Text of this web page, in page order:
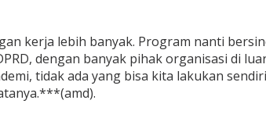
kerja lebih banyak. Program nanti
dengan banyak pihak organisasi di
tidak ada yang bisa kita lakukan